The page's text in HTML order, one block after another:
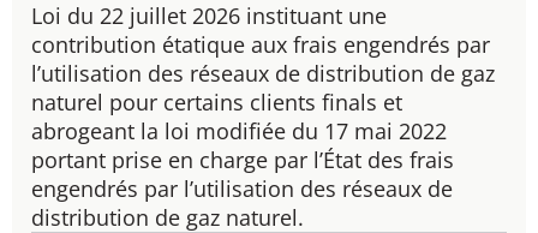
Loi du 22 juillet 2026 instituant une
contribution étatique aux frais engendrés par
l’utilisation des réseaux de distribution de gaz
naturel pour certains clients finals et
abrogeant la loi modifiée du 17 mai 2022
portant prise en charge par l’État des frais
engendrés par l’utilisation des réseaux de
distribution de gaz naturel.